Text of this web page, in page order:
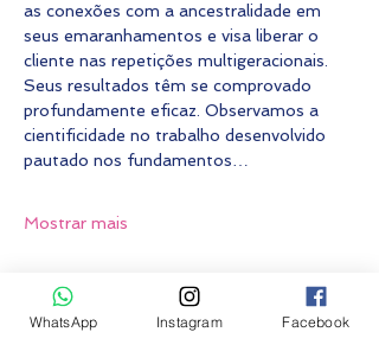
as conexões com a ancestralidade em
seus emaranhamentos e visa liberar o
cliente nas repetições multigeracionais.
Seus resultados têm se comprovado
profundamente eficaz. Observamos a
cientificidade no trabalho desenvolvido
pautado nos fundamentos…
Mostrar mais
Fazer inscrição
WhatsApp Instagram Facebook